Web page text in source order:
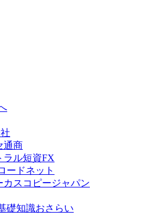
通商
ラル短資FX
ードネット
カスコピージャパン
礎知識おさらい